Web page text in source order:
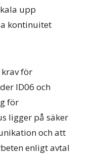
upp
kontinuitet
för
ID06 och
för
ligger på säker
och att
enligt avtal